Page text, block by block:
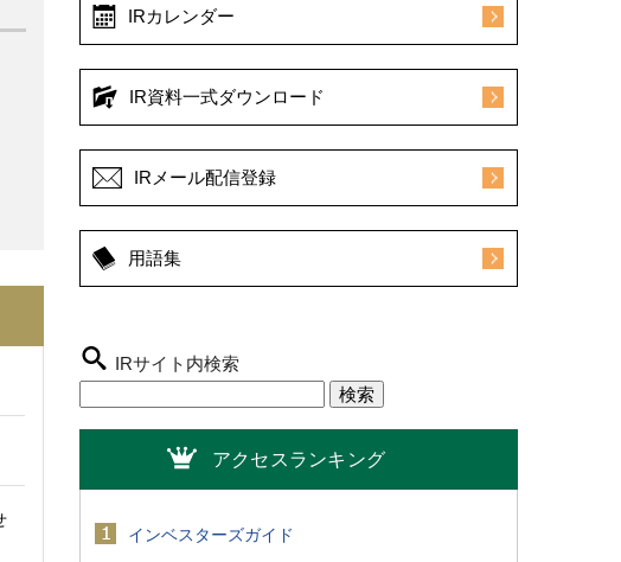
IRカレンダー
IR資料一式ダウンロード
IRメール配信登録
用語集
IRサイト内検索
アクセスランキング
インベスターズガイド